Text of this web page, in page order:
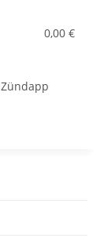
0,00 €
Zündapp